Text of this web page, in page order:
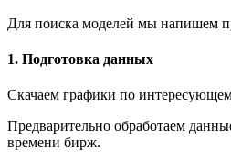
Для поиска моделей мы напишем
1. Подготовка данных
Скачаем графики по
Предварительно обработаем
времени бирж.